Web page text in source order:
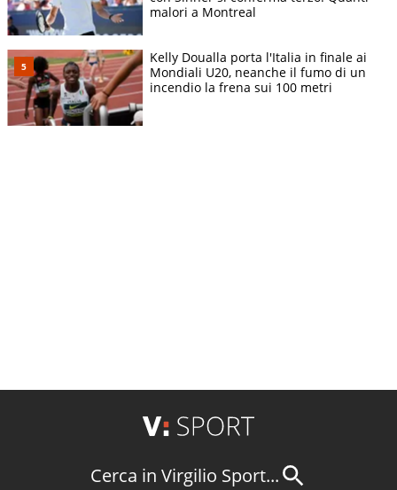
malori a Montreal
Kelly Doualla porta l'Italia in finale ai
Mondiali U20, neanche il fumo di un
incendio la frena sui 100 metri
Cerca in Virgilio Sport...